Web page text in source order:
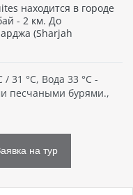
находится в городе
- 2 км. До
(Sharjah
/ 31 °C, Вода 33 °C -
песчаными бурями.,
на тур